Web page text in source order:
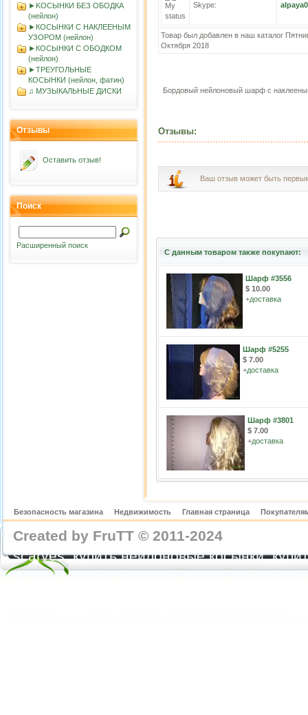
►KOСЫНКИ БЕЗ ОБОДКА
(нейлон)
►КОСЫНКИ С НАКЛЕЕНЫМ
УЗОРОМ (нейлон)
►КОСЫНКИ С ОБОДКОМ
(нейлон)
►ТРЕУГОЛЬНЫЕ
КОСЫНКИ (нейлон, фатин)
♫ МУЗЫКАЛЬНЫЕ ДИСКИ
Отзывы
Оставить отзыв!
Поиск
Расширенный поиск
Skype:
Товар был добавлен в наш каталог
Октября 2018
Бордовый нейлоновый шарф с
Отзывы:
Ваш отзыв может быть
С данным товаром также покупают:
Шарф #3556
$ 10.00
+доставка
Шарф #5255
$ 7.00
+доставка
Шарф #3801
$ 7.00
+доставка
Безопасность магазина Недвижимость Главная страница
Created by FruTT © 2011-2024
scarves, купить нейлоновые косынки,
купить газовые косынки, купить